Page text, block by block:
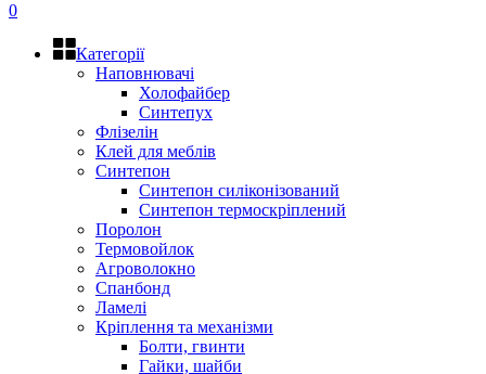
0
Категорії
Наповнювачі
Холофайбер
Синтепух
Флізелін
Клей для меблів
Синтепон
Синтепон силіконізований
Синтепон термоскріплений
Поролон
Термовойлок
Агроволокно
Спанбонд
Ламелі
Кріплення та механізми
Болти, гвинти
Гайки, шайби